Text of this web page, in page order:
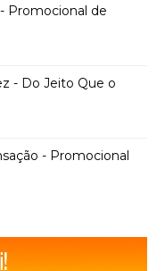
Promocional de
- Do Jeito Que o
- Promocional